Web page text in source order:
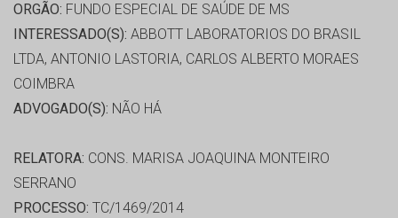
ORGÃO: FUNDO ESPECIAL DE SAÚDE DE MS
INTERESSADO(S): ABBOTT LABORATORIOS DO BRASIL
LTDA, ANTONIO LASTORIA, CARLOS ALBERTO MORAES
COIMBRA
ADVOGADO(S): NÃO HÁ
RELATORA: CONS. MARISA JOAQUINA MONTEIRO
SERRANO
PROCESSO: TC/1469/2014